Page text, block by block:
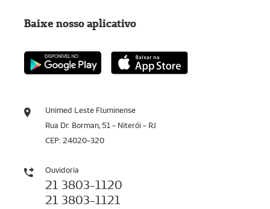
Unimed Leste Fluminense
Rua Dr. Borman, 51 - Niterói - RJ
CEP: 24020-320
Ouvidoria
21 3803-1120
21 3803-1121
Baixe nosso aplicativo